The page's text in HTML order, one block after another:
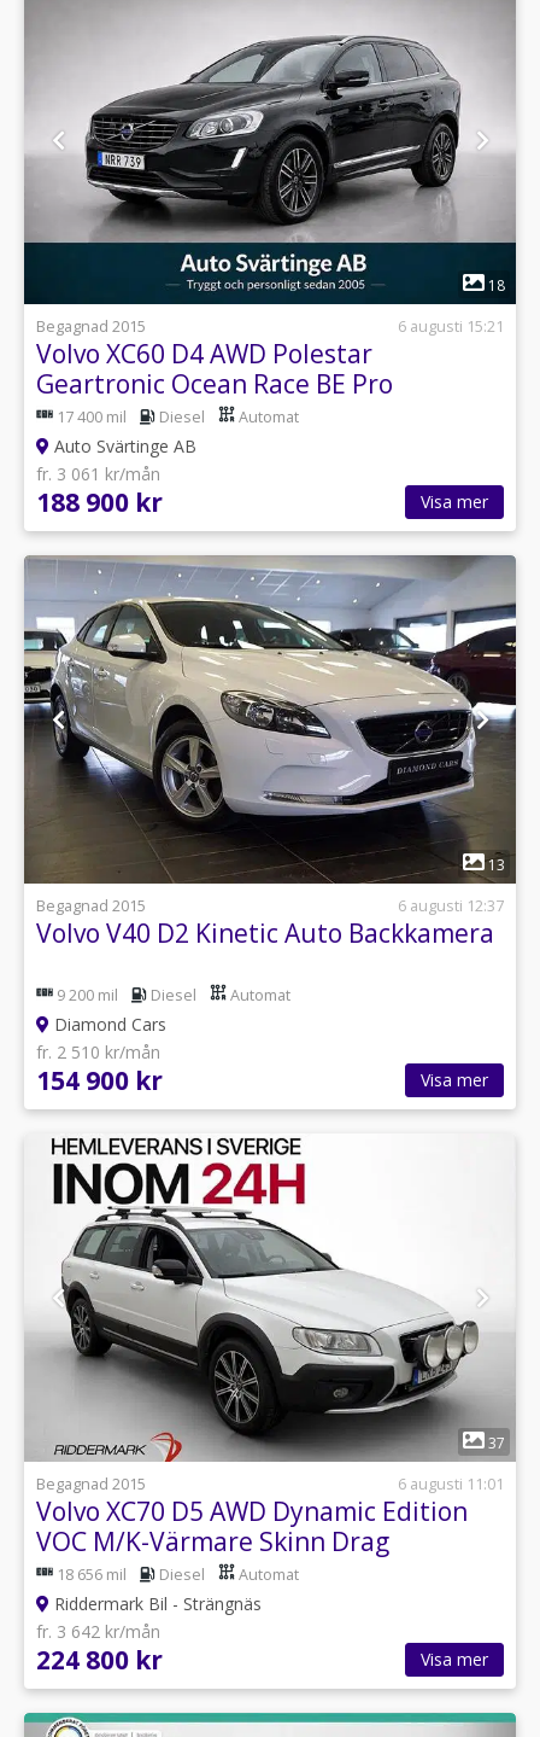
1
18
Begagnad 2015
6 augusti 15:21
Volvo XC60 D4 AWD Polestar
Geartronic Ocean Race BE Pro
(taklucka)
17 400 mil Diesel Automat
Auto Svärtinge AB
fr. 3 061 kr/mån
188 900 kr Visa mer
1
13
Begagnad 2015
6 augusti 12:37
Volvo V40 D2 Kinetic Auto Backkamera
9 200 mil Diesel Automat
Diamond Cars
fr. 2 510 kr/mån
154 900 kr Visa mer
1
37
Begagnad 2015
6 augusti 11:01
Volvo XC70 D5 AWD Dynamic Edition
VOC M/K-Värmare Skinn Drag
18 656 mil Diesel Automat
Riddermark Bil - Strängnäs
fr. 3 642 kr/mån
224 800 kr Visa mer